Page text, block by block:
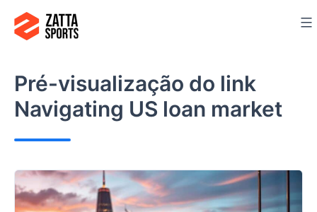
para
conteúdo
Pré-visualização do link
Navigating US loan market